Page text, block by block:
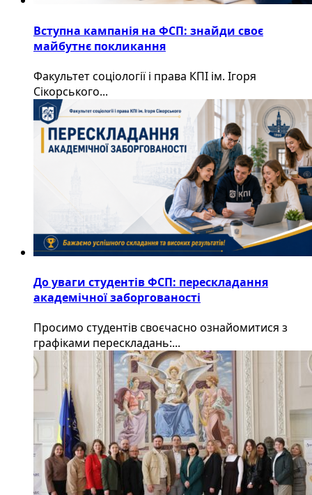
Вступна кампанія на ФСП: знайди своє
майбутнє покликання
Факультет соціології і права КПІ ім. Ігоря
Сікорського...
До уваги студентів ФСП: перескладання
академічної заборгованості
Просимо студентів своєчасно ознайомитися з
графіками перескладань:...